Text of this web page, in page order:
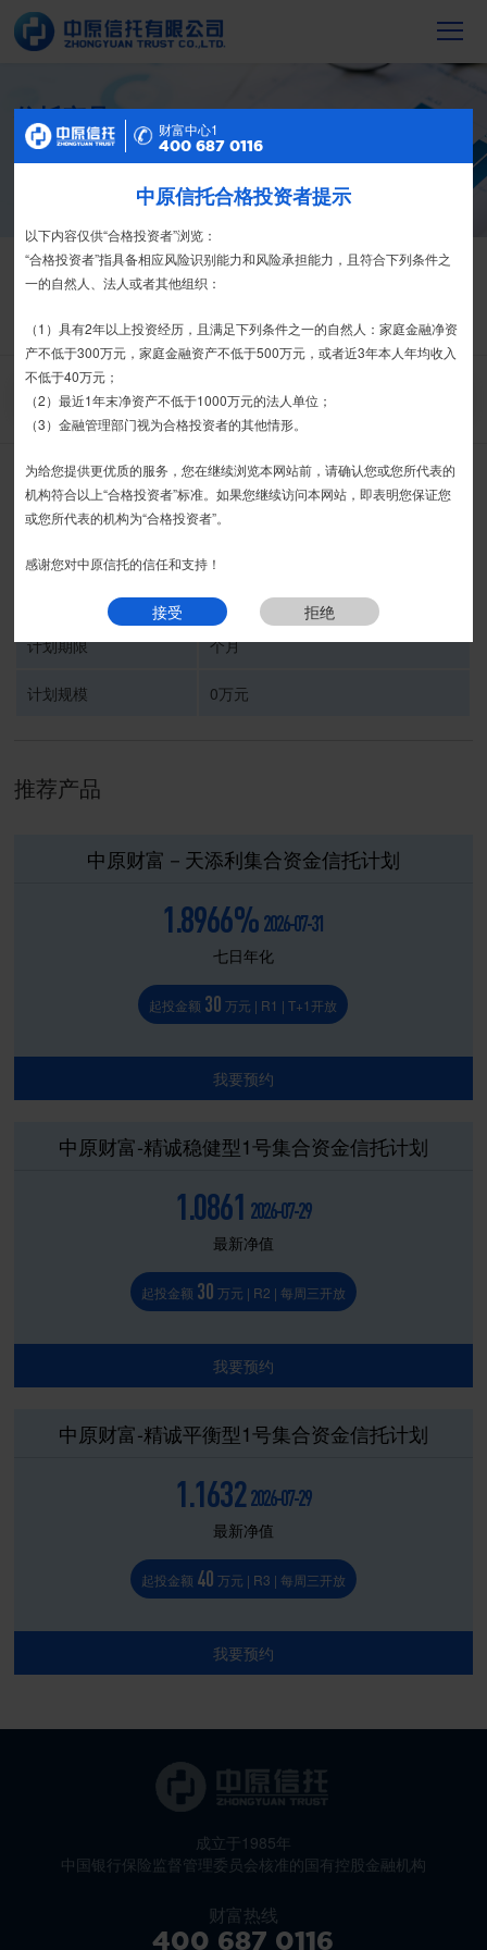
信托产品
截至2023年末，中原信托累计管理信托财
产16088亿元，按时足额交付到期信托财
信托产品
热销产品
精英理财俱乐部 家族信托 财富网点 客户反馈 征信异议申请
运营期
信托计划名称
计划期限 个月
计划规模 0万元
推荐产品
中原财富－天添利集合资金信托计划
1.8966% 2026-07-31
七日年化
起投金额 30 万元 | R1 | T+1开放
我要预约
中原财富-精诚稳健型1号集合资金信托计划
1.0861 2026-07-29
最新净值
起投金额 30 万元 | R2 | 每周三开放
我要预约
中原财富-精诚平衡型1号集合资金信托计划
1.16322026-07-29
最新净值
起投金额 40 万元 | R3 | 每周三开放
我要预约
成立于1985年
中国银行保险监督管理委员会核准的国有控股金融机构
财富热线
400 687 0116
财富中心2
400 687 0116
特别提示
尊敬的投资者：
合格投资者认证、风险测评、录音录像及电子合同签署应由投资者本人
亲自操作完成，不得由他人代办。
我司信托产品账户均以我司名义开立，所有认购信托产品的资金应根据
信托合同约定转入我司信托产品的银行专用账户。投资者认购我司信托产品
时，请注意不要向任何非我司账户转账、支付现金。
如有疑问，请联系您的专属客户经理或咨询我司客服电话400-
接受 拒绝
财富中心1
400 687 0116
中原信托合格投资者提示
以下内容仅供“合格投资者”浏览：
“合格投资者”指具备相应风险识别能力和风险承担能力，且符合下列条件之
一的自然人、法人或者其他组织：
（1）具有2年以上投资经历，且满足下列条件之一的自然人：家庭金融净资
产不低于300万元，家庭金融资产不低于500万元，或者近3年本人年均收入
不低于40万元；
（2）最近1年末净资产不低于1000万元的法人单位；
（3）金融管理部门视为合格投资者的其他情形。
为给您提供更优质的服务，您在继续浏览本网站前，请确认您或您所代表的
机构符合以上“合格投资者”标准。如果您继续访问本网站，即表明您保证您
或您所代表的机构为“合格投资者”。
感谢您对中原信托的信任和支持！
接受 拒绝